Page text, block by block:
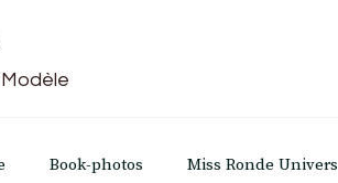
Book-photos Miss Ronde Univers